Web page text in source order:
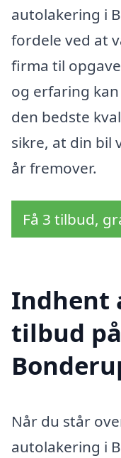
autolakering i
fordele ved at
firma til
og erfaring
den bedste
sikre, at din bil
år fremover.
Få 3 tilbud,
Indhent
tilbud
Når du står
autolakering i